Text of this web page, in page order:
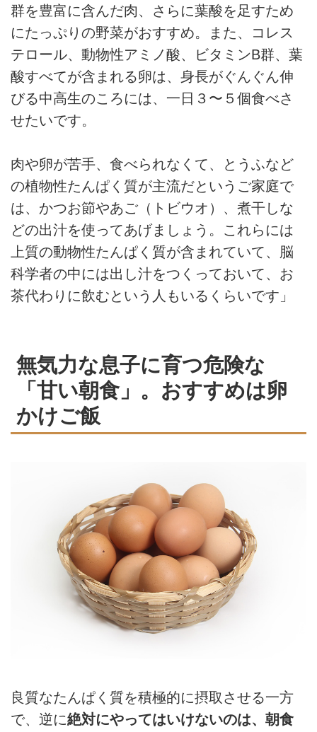
群を豊富に含んだ肉、さらに葉酸を足すため
にたっぷりの野菜がおすすめ。また、コレス
テロール、動物性アミノ酸、ビタミンB群、葉
酸すべてが含まれる卵は、身長がぐんぐん伸
びる中高生のころには、一日３〜５個食べさ
せたいです。
肉や卵が苦手、食べられなくて、とうふなど
の植物性たんぱく質が主流だというご家庭で
は、かつお節やあご（トビウオ）、煮干しな
どの出汁を使ってあげましょう。これらには
上質の動物性たんぱく質が含まれていて、脳
科学者の中には出し汁をつくっておいて、お
茶代わりに飲むという人もいるくらいです」
無気力な息子に育つ危険な
「甘い朝食」。おすすめは卵
かけご飯
良質なたんぱく質を積極的に摂取させる一方
で、逆に絶対にやってはいけないのは、朝食